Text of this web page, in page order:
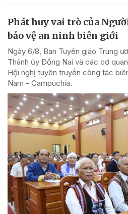
Phát huy vai trò của
bảo vệ an ninh biên giới
Ngày 6/8, Ban Tuyên giáo Trung
Thành ủy Đồng Nai và các cơ
Hội nghị tuyên truyền công tác
Nam - Campuchia.